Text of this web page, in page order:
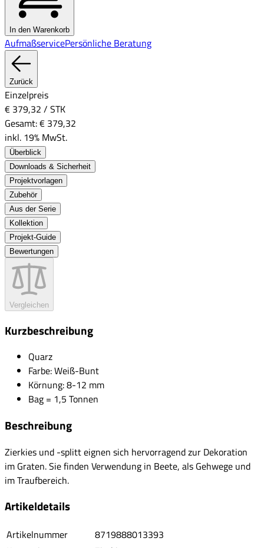
In den Warenkorb
AufmaßservicePersönliche Beratung
Zurück
Einzelpreis
€ 379,32 / STK
Gesamt:€ 379,32
inkl. 19% MwSt.
Überblick
Downloads & Sicherheit
Projektvorlagen
Zubehör
Aus der Serie
Kollektion
Projekt-Guide
Bewertungen
Vergleichen
Kurzbeschreibung
Quarz
Farbe: Weiß-Bunt
Körnung: 8-12 mm
Bag = 1,5 Tonnen
Beschreibung
Zierkies und -splitt eignen sich hervorragend zur Dekoration
im Graten. Sie finden Verwendung in Beete, als Gehwege und
im Traufbereich.
Artikeldetails
Artikelnummer
8719888013393